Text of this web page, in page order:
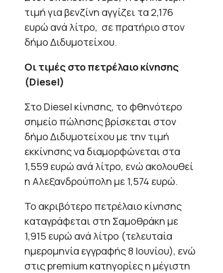
τιμή για βενζίνη αγγίζει τα 2,176
ευρώ ανά λίτρο, σε πρατήριο στον
δήμο Διδυμοτείχου.
Οι τιμές στο πετρέλαιο κίνησης
(Diesel)
Στο Diesel κίνησης, το φθηνότερο
σημείο πώλησης βρίσκεται στον
δήμο Διδυμοτείχου με την τιμή
εκκίνησης να διαμορφώνεται στα
1,559 ευρώ ανά λίτρο, ενώ ακολουθεί
η Αλεξανδρούπολη με 1,574 ευρώ.
Το ακριβότερο πετρέλαιο κίνησης
καταγράφεται στη Σαμοθράκη με
1,915 ευρώ ανά λίτρο (τελευταία
ημερομηνία εγγραφής 8 Ιουνίου), ενώ
στις premium κατηγορίες η μέγιστη